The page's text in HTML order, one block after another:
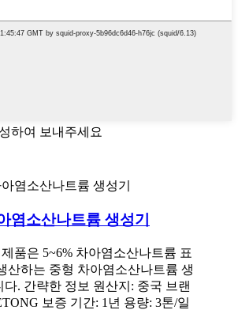
하여 보내주세요
염소산나트륨 생성기
품은 5~6% 차아염소산나트륨 표
산하는 중형 차아염소산나트륨 생
다. 간략한 정보 원산지: 중국 브랜
보증 기간: 1년 용량: 3톤/일